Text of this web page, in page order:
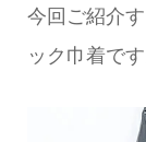
今回ご紹介
ック巾着です